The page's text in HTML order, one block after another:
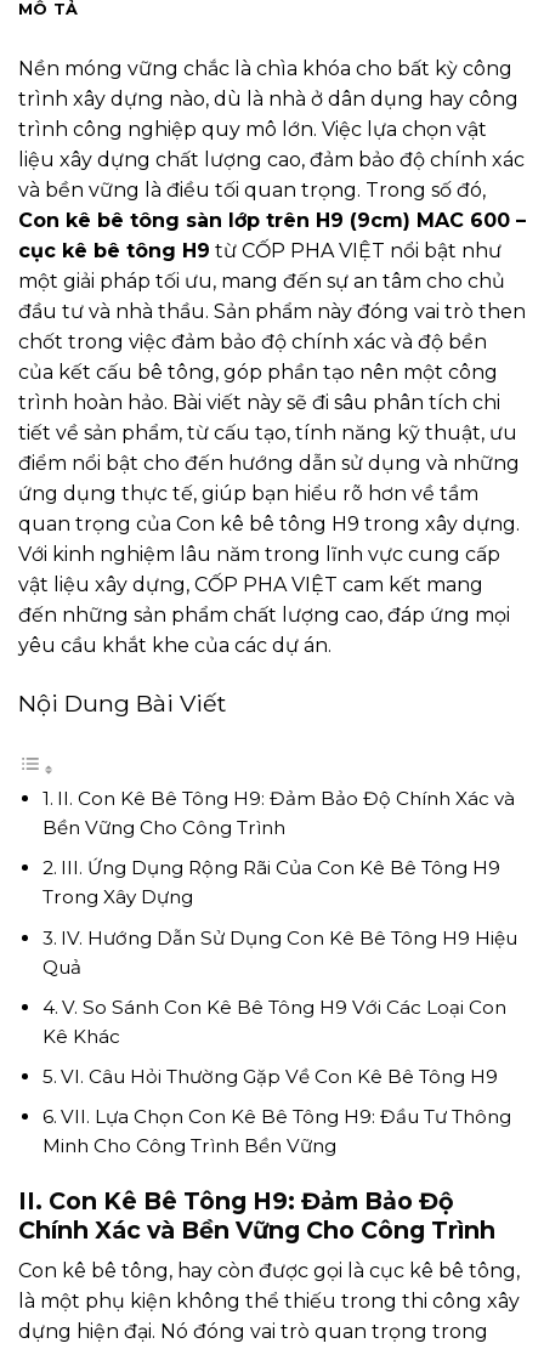
MÔ TẢ
Nền móng vững chắc là chìa khóa cho bất kỳ công
trình xây dựng nào, dù là nhà ở dân dụng hay công
trình công nghiệp quy mô lớn. Việc lựa chọn vật
liệu xây dựng chất lượng cao, đảm bảo độ chính xác
và bền vững là điều tối quan trọng. Trong số đó,
Con kê bê tông sàn lớp trên H9 (9cm) MAC 600 –
cục kê bê tông H9 từ CỐP PHA VIỆT nổi bật như
một giải pháp tối ưu, mang đến sự an tâm cho chủ
đầu tư và nhà thầu. Sản phẩm này đóng vai trò then
chốt trong việc đảm bảo độ chính xác và độ bền
của kết cấu bê tông, góp phần tạo nên một công
trình hoàn hảo. Bài viết này sẽ đi sâu phân tích chi
tiết về sản phẩm, từ cấu tạo, tính năng kỹ thuật, ưu
điểm nổi bật cho đến hướng dẫn sử dụng và những
ứng dụng thực tế, giúp bạn hiểu rõ hơn về tầm
quan trọng của Con kê bê tông H9 trong xây dựng.
Với kinh nghiệm lâu năm trong lĩnh vực cung cấp
vật liệu xây dựng, CỐP PHA VIỆT cam kết mang
đến những sản phẩm chất lượng cao, đáp ứng mọi
yêu cầu khắt khe của các dự án.
Nội Dung Bài Viết
II. Con Kê Bê Tông H9: Đảm Bảo Độ Chính Xác và
Bền Vững Cho Công Trình
III. Ứng Dụng Rộng Rãi Của Con Kê Bê Tông H9
Trong Xây Dựng
IV. Hướng Dẫn Sử Dụng Con Kê Bê Tông H9 Hiệu
Quả
V. So Sánh Con Kê Bê Tông H9 Với Các Loại Con
Kê Khác
VI. Câu Hỏi Thường Gặp Về Con Kê Bê Tông H9
VII. Lựa Chọn Con Kê Bê Tông H9: Đầu Tư Thông
Minh Cho Công Trình Bền Vững
II. Con Kê Bê Tông H9: Đảm Bảo Độ
Chính Xác và Bền Vững Cho Công Trình
Con kê bê tông, hay còn được gọi là cục kê bê tông,
là một phụ kiện không thể thiếu trong thi công xây
dựng hiện đại. Nó đóng vai trò quan trọng trong